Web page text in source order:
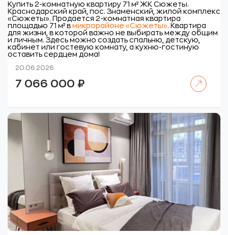
Купить 2-комнатную квартиру 71 м² ЖК Сюжеты.
Краснодарский край, пос. Знаменский, жилой комплекс
«Сюжеты». Продается 2-комнатная квартира
площадью 71 м² в микрорайоне «Сюжеты». Квартира
для жизни, в которой важно не выбирать между общим
и личным. Здесь можно создать спальню, детскую,
кабинет или гостевую комнату, а кухню-гостиную
оставить сердцем дома!
20.06.2026
7 066 000 ₽